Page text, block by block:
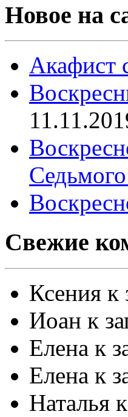
Новое на
Акафист
Свежие
Ксения к
Иоан к
Елена к
Елена к
Наталья